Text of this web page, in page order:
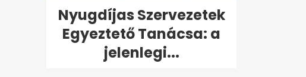
Nyugdíjas Szervezetek
Egyeztető Tanácsa: a
jelenlegi...